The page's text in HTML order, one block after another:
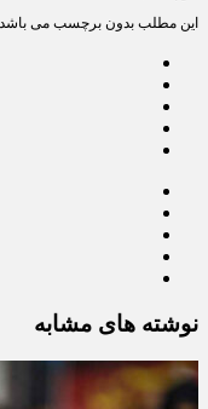
این مطلب بدون برچسب می باشد.
نوشته های مشابه